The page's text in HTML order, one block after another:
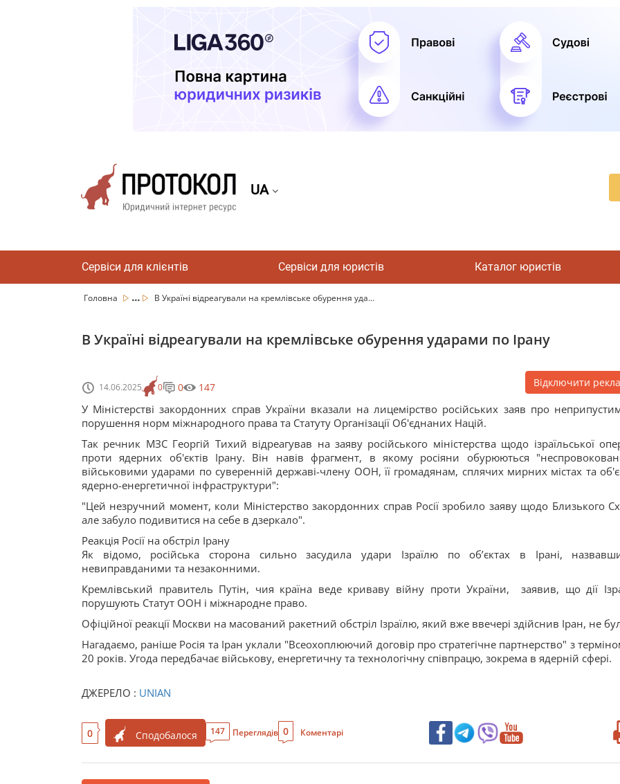
UA
Сервіси для клієнтів Сервіси для юристів Каталог юристів
Головна ... В Україні відреагували на кремлівське обурення уда...
В Україні відреагували на кремлівське обурення ударами по Ірану
14.06.2025 0 0 147 Відключити
У Міністерстві закордонних справ України вказали на лицемірство російських заяв про
порушення норм міжнародного права та Статуту Організації Об'єднаних Націй.
Так речник МЗС Георгій Тихий відреагував на заяву російського міністерства щодо ізраїльської
проти ядерних об'єктів Ірану. Він навів фрагмент, в якому росіяни обурюються
військовими ударами по суверенній державі-члену ООН, її громадянам, сплячих мирних містах та
ядерно-енергетичної інфраструктури":
"Цей незручний момент, коли Міністерство закордонних справ Росії зробило заяву щодо Близького
але забуло подивитися на себе в дзеркало".
Реакція Росії на обстріл Ірану
Як відомо, російська сторона сильно засудила удари Ізраїлю по об’єктах в Ірані,
невиправданими та незаконними.
Кремлівський правитель Путін, чия країна веде криваву війну проти України, заявив, що дії
порушують Статут ООН і міжнародне право.
Офіційної реакції Москви на масований ракетний обстріл Ізраїлю, який вже ввечері здійснив Іран, не
Нагадаємо, раніше Росія та Іран уклали "Всеохоплюючий договір про стратегічне партнерство" з
20 років. Угода передбачає військову, енергетичну та технологічну співпрацю, зокрема в ядерній сфері.
ДЖЕРЕЛО : UNIAN
0 Сподобалося 147 Переглядів 0 Коментарі